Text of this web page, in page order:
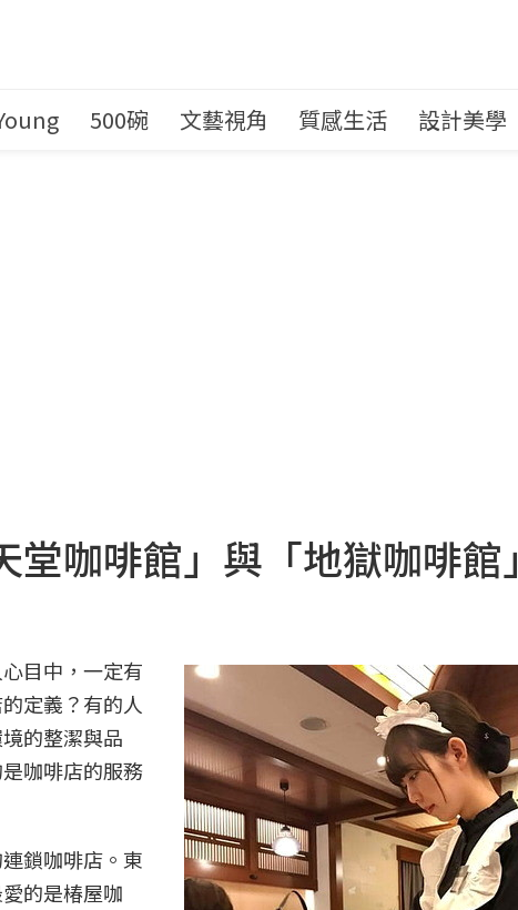
500碗 文藝視角 質感生活 設計美學
咖啡館」與「地獄咖啡館」
目中，一定有
定義？有的人
的整潔與品
咖啡店的服務
鎖咖啡店。東
的是椿屋咖